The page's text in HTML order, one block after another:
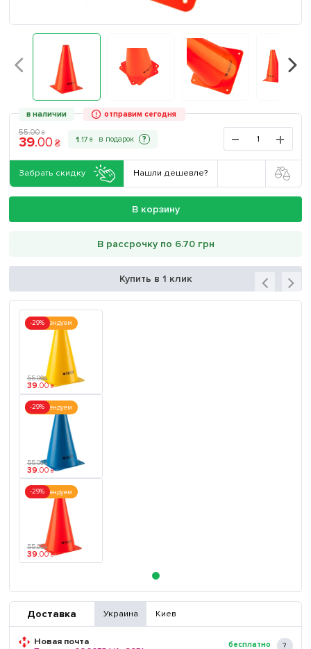
в наличии отправим сегодня
55.00 ₴
39.00 ₴ 1.17 ₴ ?
Забрать скидку Нашли дешевле?
В корзину
В рассрочку по 6.70 грн
Купить в 1 клик
Рекомендуем
-29%
55.00 ₴
39.00 ₴
Рекомендуем
-29%
55.00 ₴
39.00 ₴
Рекомендуем
-29%
55.00 ₴
39.00 ₴
Доставка Украина Киев
Новая почта бесплатно